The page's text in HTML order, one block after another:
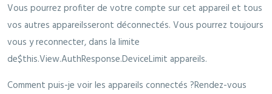
Vous pourrez profiter de votre compte sur cet appareil et tous
vos autres appareilsseront déconnectés. Vous pourrez toujours
vous y reconnecter, dans la limite
de$this.View.AuthResponse.DeviceLimit appareils.
Comment puis-je voir les appareils connectés ?Rendez-vous